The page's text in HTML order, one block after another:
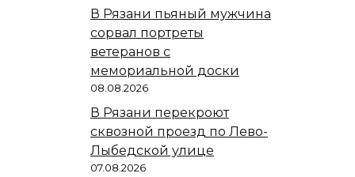
В Рязани пьяный мужчина
сорвал портреты
ветеранов с
мемориальной доски
08.08.2026
В Рязани перекроют
сквозной проезд по Лево-
Лыбедской улице
07.08.2026